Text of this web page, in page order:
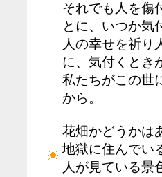
それでも人を傷
とに、いつか気
人の幸せを祈り
に、気付くとき
私たちがこの世
から。
花畑かどうかは
地獄に住んでい
人が見ている景